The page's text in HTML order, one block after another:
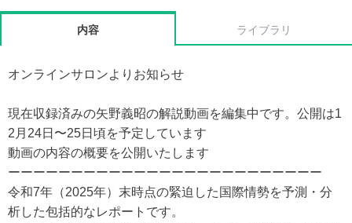
内容 ライブラリ
オンラインサロンよりお知らせ
現在収録済みの矢野義昭の解説動画を編集中です。公開は1
2月24日〜25日頃を予定しています
動画の内容の概要を公開いたします
ーーーーーーーーーーーーーーーーーーーーーーーーー
令和7年（2025年）末時点の緊迫した国際情勢を予測・分
析した包括的なレポートです。